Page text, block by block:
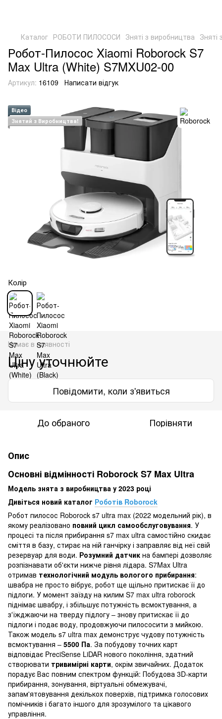
Каталог РОБОТИ ПИЛОСОСИ Зняті з виробництва Зняті
Робот-Пилосос Xiaomi Roborock S7
Max Ultra (White) S7MXU02-00
Артикул: 16109 Написати відгук
Відео
Знятий з Виробництва!
Колір
Немає в наявності
Ціну уточнюйте
Повідомити, коли з'явиться
До обраного Порівняти
Опис
Основні відмінності Roborock S7 Max Ultra
Модель знята з виробництва у 2023 році
Дивіться новий каталог Роботів Roborock
Робот пилосос Roborock s7 ultra max (2022 модельний рік), в
якому реалізовано повний цикл самообслуговування. У
процесі та після прибирання s7 max ultra самостійно скидає
сміття в базу, стирає на ній ганчірку і заправляє від неї свій
резервуар для води. Розумний датчик на бампері дозволяє
розпізнавати об'єкти нижче рівня лідара. S7Max Ultra
отримав технологічний модуль вологого прибирання:
швабра не просто вібрує, робот ще щільно притискає її до
підлоги. У момент заїзду на килим S7 max ultra roborock
піднімає швабру, і збільшує потужність всмоктування, а
з'їжджаючи на тверду підлогу – знову притискає її до
підлоги і подає воду, продовжуючи пилососити з мийкою.
Також модель s7 ultra max демонструє чудову потужність
всмоктування – 5500 Па. За побудову точних карт
відповідає PreciSense LiDAR нового покоління, здатний
створювати тривимірні карти, окрім звичайних. Додаток
порадує Вас повним спектром функцій: Побудова 3D-карти
прибирання, зонування, віртуальні обмежувачі,
запам'ятовування декількох поверхів, підтримка голосових
помічників і багато іншого для зрозумілого та цікавого
управління.